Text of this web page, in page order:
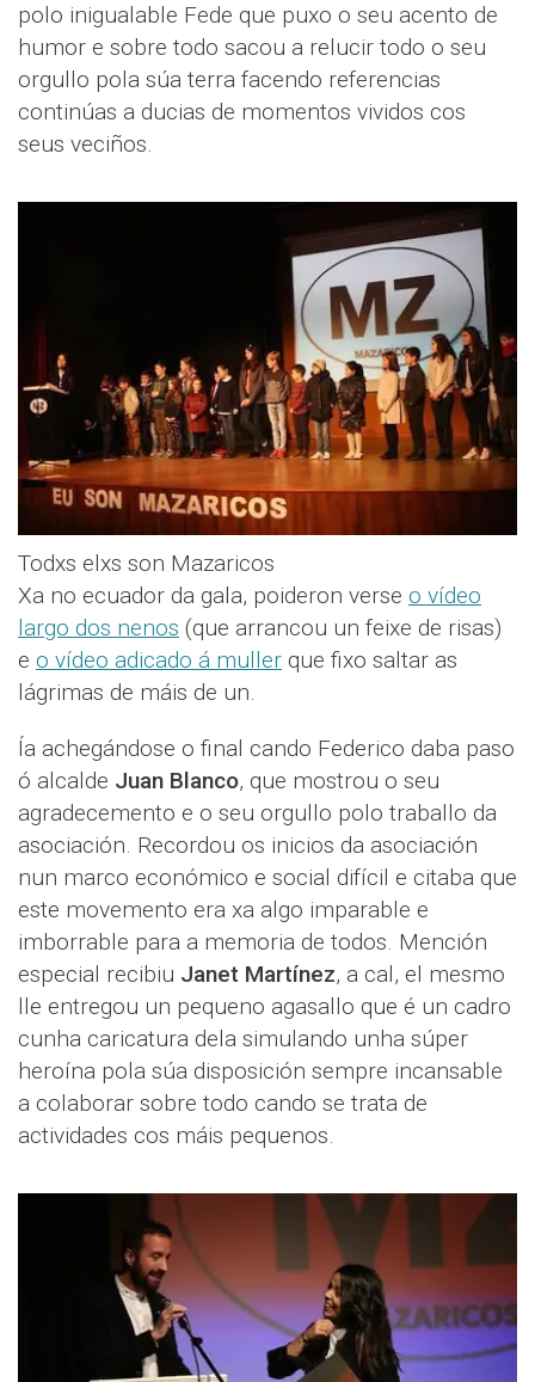
polo inigualable Fede que puxo o seu acento de
humor e sobre todo sacou a relucir todo o seu
orgullo pola súa terra facendo referencias
continúas a ducias de momentos vividos cos
seus veciños.
Todxs elxs son Mazaricos
Xa no ecuador da gala, poideron verse o vídeo
largo dos nenos (que arrancou un feixe de risas)
e o vídeo adicado á muller que fixo saltar as
lágrimas de máis de un.
Ía achegándose o final cando Federico daba paso
ó alcalde Juan Blanco, que mostrou o seu
agradecemento e o seu orgullo polo traballo da
asociación. Recordou os inicios da asociación
nun marco económico e social difícil e citaba que
este movemento era xa algo imparable e
imborrable para a memoria de todos. Mención
especial recibiu Janet Martínez, a cal, el mesmo
lle entregou un pequeno agasallo que é un cadro
cunha caricatura dela simulando unha súper
heroína pola súa disposición sempre incansable
a colaborar sobre todo cando se trata de
actividades cos máis pequenos.